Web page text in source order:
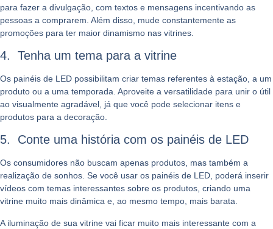
para fazer a divulgação, com textos e mensagens incentivando as
pessoas a comprarem. Além disso, mude constantemente as
promoções para ter maior dinamismo nas vitrines.
4. Tenha um tema para a vitrine
Os painéis de LED possibilitam criar temas referentes à estação, a um
produto ou a uma temporada. Aproveite a versatilidade para unir o útil
ao visualmente agradável, já que você pode selecionar itens e
produtos para a decoração.
5. Conte uma história com os painéis de LED
Os consumidores não buscam apenas produtos, mas também a
realização de sonhos. Se você usar os painéis de LED, poderá inserir
vídeos com temas interessantes sobre os produtos, criando uma
vitrine muito mais dinâmica e, ao mesmo tempo, mais barata.
A iluminação de sua vitrine vai ficar muito mais interessante com a